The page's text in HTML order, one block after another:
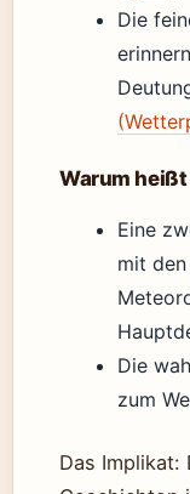
Die
Warum
Eine
mit
Die
zum
Das Implikat: